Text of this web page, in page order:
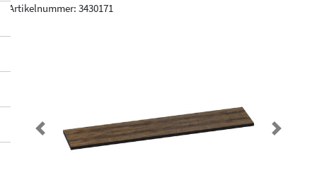
Artikelnummer: 3430171
Previous Next